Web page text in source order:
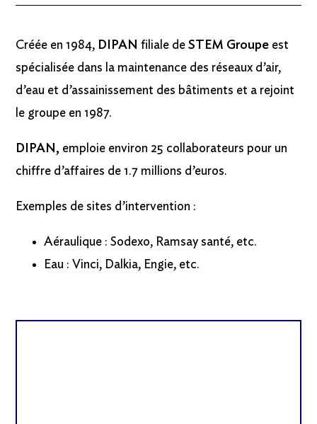
Créée en 1984, DIPAN filiale deSTEM Groupe est
spécialisée dans la maintenance des réseaux d’air,
d’eau et d’assainissement des bâtiments et a rejoint
le groupe en 1987.
DIPAN, emploie environ 25 collaborateurs pour un
chiffre d’affaires de 1.7 millions d’euros.
Exemples de sites d’intervention :
Aéraulique : Sodexo, Ramsay santé, etc.
Eau : Vinci, Dalkia, Engie, etc.